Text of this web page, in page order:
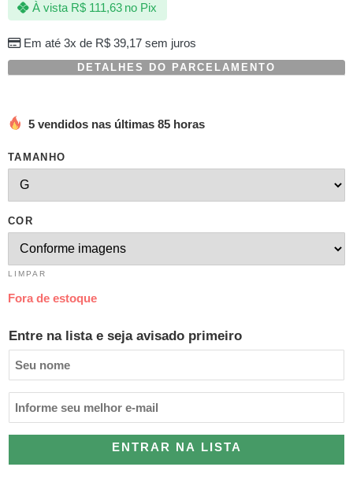
Em até 3x de R$39,17sem juros
À vista R$111,63 no Pix
DETALHES DO PARCELAMENTO
5 vendidos nas últimas 85 horas
TAMANHO
COR
LIMPAR
Fora de estoque
Entre na lista e seja avisado primeiro
ENTRAR NA LISTA